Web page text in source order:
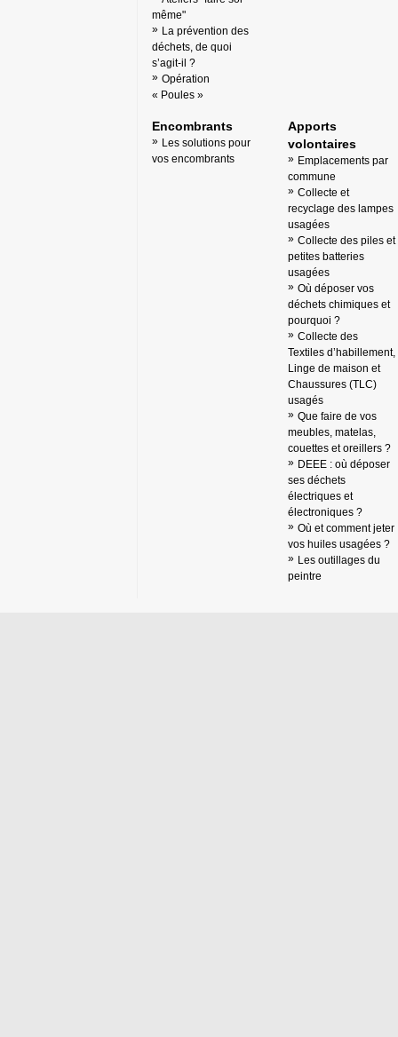
même"
La prévention des
déchets, de quoi
s’agit-il ?
Opération
« Poules »
Encombrants
Les solutions pour
vos encombrants
Apports
volontaires
Emplacements par
commune
Collecte et
recyclage des lampes
usagées
Collecte des piles et
petites batteries
usagées
Où déposer vos
déchets chimiques et
pourquoi ?
Collecte des
Textiles d’habillement,
Linge de maison et
Chaussures (TLC)
usagés
Que faire de vos
meubles, matelas,
couettes et oreillers ?
DEEE : où déposer
ses déchets
électriques et
électroniques ?
Où et comment jeter
vos huiles usagées ?
Les outillages du
peintre